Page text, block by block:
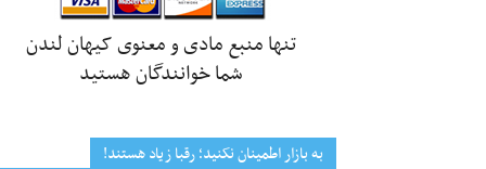
تنها منبع مادی و معنوی کیهان لندن
شما خوانندگان هستید
به بازار اطمینان نکنید؛ رقبا زیاد هستند!